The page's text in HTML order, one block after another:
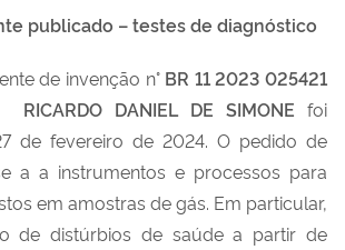
publicado – testes de diagnóstico
de invenção n° BR 11 2023 025421
RICARDO DANIEL DE SIMONE foi
de fevereiro de 2024. O pedido de
a a instrumentos e processos para
em amostras de gás. Em particular,
de distúrbios de saúde a partir de